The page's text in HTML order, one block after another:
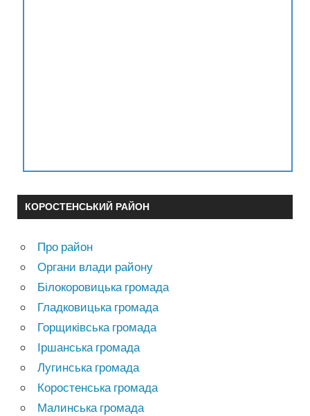
КОРОСТЕНСЬКИЙ РАЙОН
Про район
Органи влади району
Білокоровицька громада
Гладковицька громада
Горщиківська громада
Іршанська громада
Лугинська громада
Коростенська громада
Малинська громада